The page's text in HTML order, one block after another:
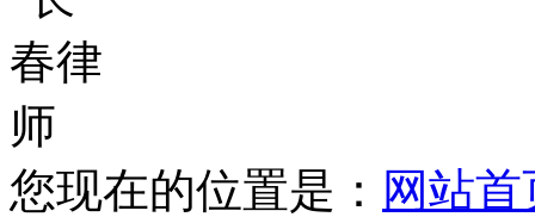
您现在的位置是： 网站首